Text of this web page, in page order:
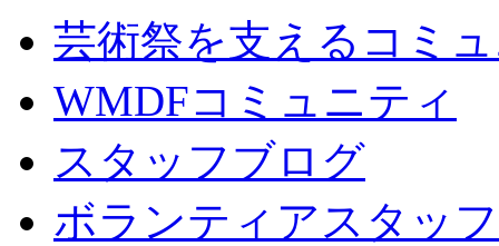
芸術祭を支えるコミ
WMDFコミュニティ
スタッフブログ
ボランティアスタッ